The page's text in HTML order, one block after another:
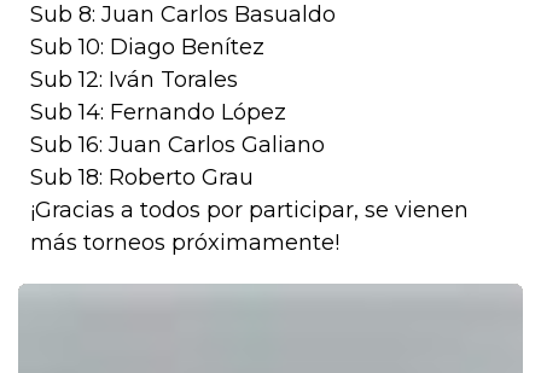
Sub 8: Juan Carlos Basualdo
Sub 10: Diago Benítez
Sub 12: Iván Torales
Sub 14: Fernando López
Sub 16: Juan Carlos Galiano
Sub 18: Roberto Grau
¡Gracias a todos por participar, se vienen
más torneos próximamente!